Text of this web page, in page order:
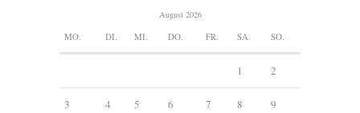
August 2026
MO. DI. MI. DO. FR. SA. SO.
1 2
3 4 5 6 7 8 9